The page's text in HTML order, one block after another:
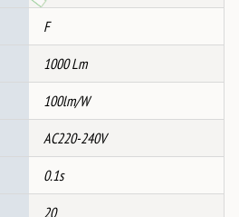
F
1000 Lm
100lm/W
AC220-240V
0.1s
20